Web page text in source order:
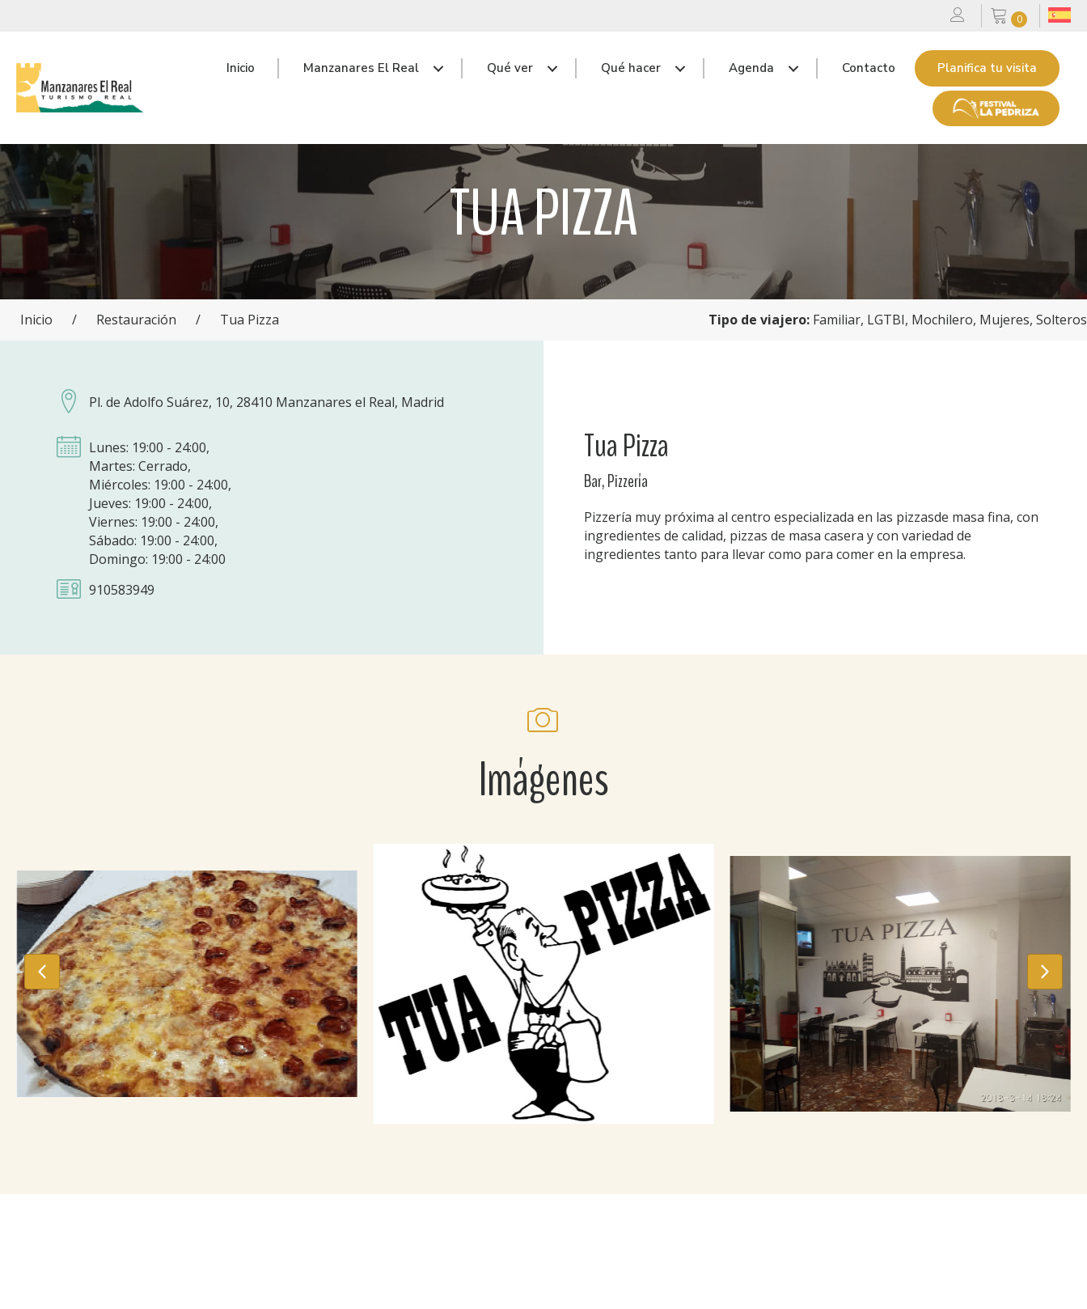
0
Inicio Manzanares El Real Qué ver Qué hacer Agenda Contacto Planifica tu visita
TUA PIZZA
Inicio / Restauración / Tua Pizza Tipo de viajero: Familiar, LGTBI, Mochilero, Mujeres, Solteros
Pl. de Adolfo Suárez, 10, 28410 Manzanares el Real, Madrid
Lunes: 19:00 - 24:00,
Martes: Cerrado,
Miércoles: 19:00 - 24:00,
Jueves: 19:00 - 24:00,
Viernes: 19:00 - 24:00,
Sábado: 19:00 - 24:00,
Domingo: 19:00 - 24:00
910583949
Tua Pizza
Bar, Pizzería
Pizzería muy próxima al centro especializada en las pizzasde masa fina, con
ingredientes de calidad, pizzas de masa casera y con variedad de
ingredientes tanto para llevar como para comer en la empresa.
Imágenes